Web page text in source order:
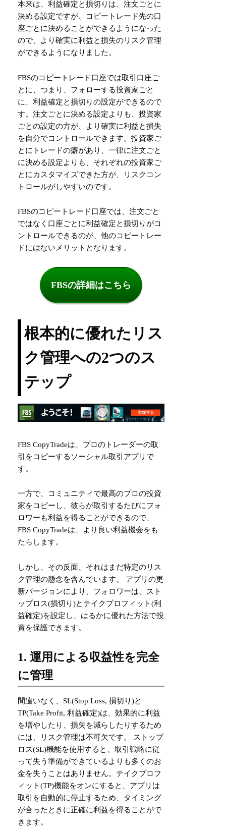
本来は、利益確定と損切りは、注文ごとに
決める設定ですが、コピートレード先の口
座ごとに決めることができるようになった
ので、より確実に利益と損失のリスク管理
ができるようになりました。
FBSのコピートレード口座では取引口座ご
とに、つまり、フォローする投資家ごと
に、利益確定と損切りの設定ができるので
す。注文ごとに決める設定よりも、投資家
ごとの設定の方が、より確実に利益と損失
を自分でコントロールできます。投資家ご
とにトレードの癖があり、一律に注文ごと
に決める設定よりも、それぞれの投資家ご
とにカスタマイズできた方が、リスクコン
トロールがしやすいのです。
FBSのコピートレード口座では、注文ごと
ではなく口座ごとに利益確定と損切りがコ
ントロールできるのが、他のコピートレー
ドにはないメリットとなります。
FBSの詳細はこちら
根本的に優れたリス
ク管理への2つのス
テップ
FBS CopyTradeは、プロのトレーダーの取
引をコピーするソーシャル取引アプリで
す。
一方で、コミュニティで最高のプロの投資
家をコピーし、彼らが取引するたびにフォ
ロワーも利益を得ることができるので、
FBS CopyTradeは、より良い利益機会をも
たらします。
しかし、その反面、それはまだ特定のリス
ク管理の懸念を含んでいます。 アプリの更
新バージョンにより、フォロワーは、スト
ップロス(損切り)とテイクプロフィット(利
益確定)を設定し、はるかに優れた方法で投
資を保護できます。
1. 運用による収益性を完全
に管理
間違いなく、SL(Stop Loss, 損切り)と
TP(Take Profit, 利益確定)は、効果的に利益
を増やしたり、損失を減らしたりするため
には、リスク管理は不可欠です。 ストップ
ロス(SL)機能を使用すると、取引戦略に従
って失う準備ができているよりも多くのお
金を失うことはありません。テイクプロフ
ィット(TP)機能をオンにすると、アプリは
取引を自動的に停止するため、タイミング
が合ったときに正確に利益を得ることがで
きます。